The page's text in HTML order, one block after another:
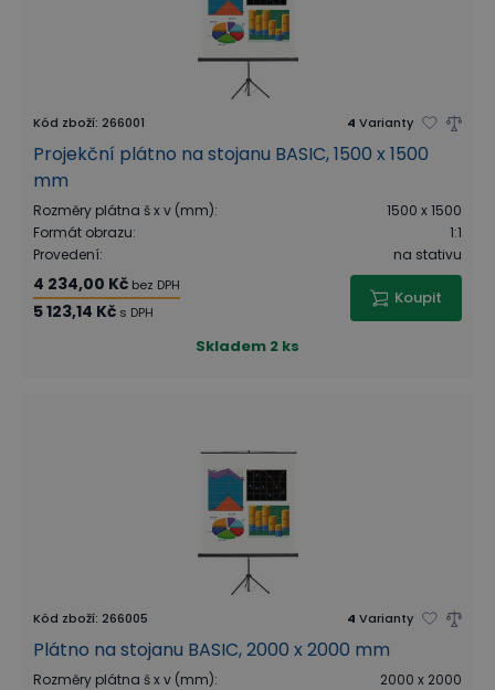
Kód zboží: 266001 4 Varianty
Projekční plátno na stojanu BASIC, 1500 x 1500
mm
Rozměry plátna š x v (mm):
1500 x 1500
Formát obrazu:
1:1
Provedení: na stativu
4 234,00 Kč bez DPH
5 123,14 Kč s DPH
Koupit
Skladem 2 ks
Kód zboží: 266005 4 Varianty
Plátno na stojanu BASIC, 2000 x 2000 mm
Rozměry plátna š x v (mm):
2000 x 2000